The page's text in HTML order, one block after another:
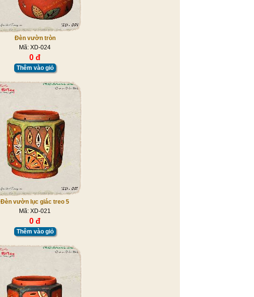
Đèn vườn tròn
Mã: XD-024
0 đ
Thêm vào giỏ
Đèn vườn lục giác treo 5
Mã: XD-021
0 đ
Thêm vào giỏ